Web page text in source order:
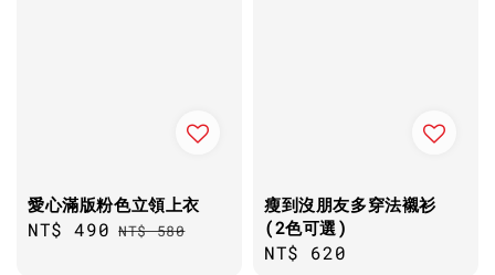
愛心滿版粉色立領上衣
Sale
NT$ 490 Regular
NT$ 580
瘦到沒朋友多穿法襯衫
(2色可選)
Regular
NT$ 620